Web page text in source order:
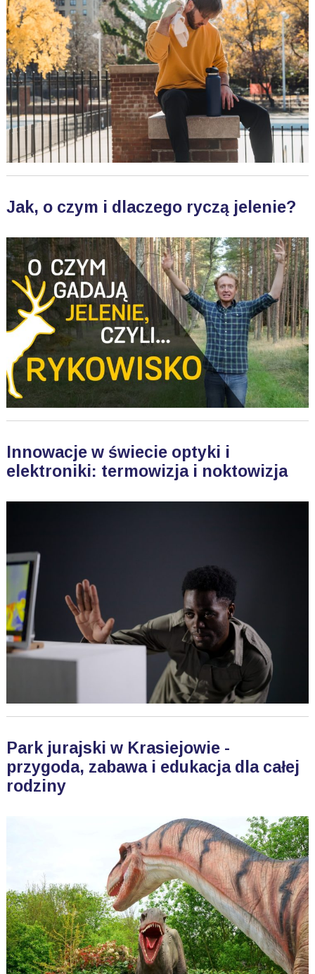
Jak, o czym i dlaczego ryczą jelenie?
Innowacje w świecie optyki i
elektroniki: termowizja i noktowizja
Park jurajski w Krasiejowie -
przygoda, zabawa i edukacja dla całej
rodziny